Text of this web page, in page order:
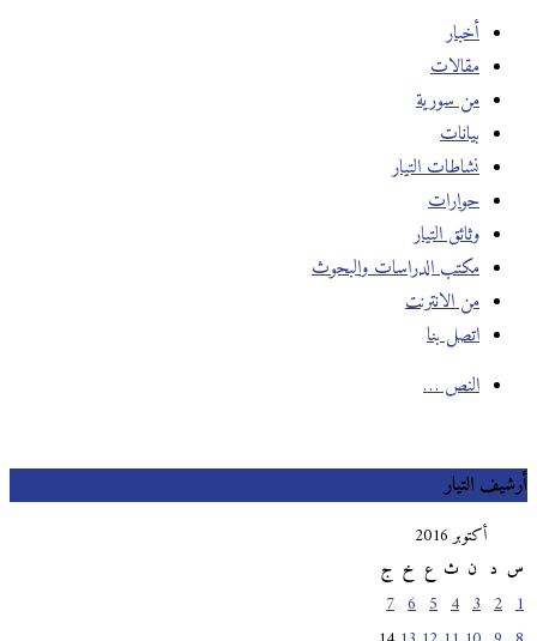
أخبار
مقالات
من سورية
بيانات
نشاطات التيار
حوارات
وثائق التيار
مكتب الدراسات والبحوث
من الانترنت
اتصل بنا
النص …
أرشيف التيار
أكتوبر 2016
س
ث خ ج